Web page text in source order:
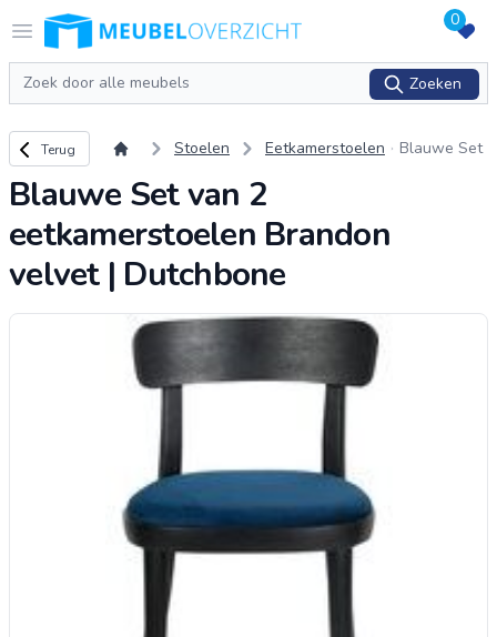
Open menu
Logo Meubeloverzicht.nl 0
Zoeken
Zoeken
Terug naar overzicht
Terug Stoelen Eetkamerstoelen
Blauwe Set
Blauwe Set van 2
eetkamerstoelen Brandon
velvet | Dutchbone